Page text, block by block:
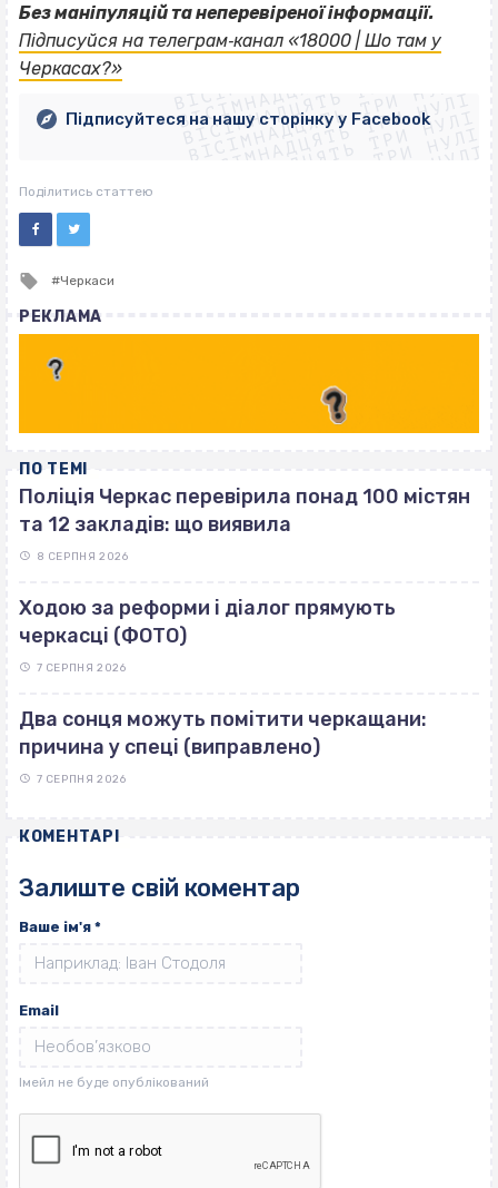
Без маніпуляцій та неперевіреної інформації.
Підписуйся на телеграм‐канал «18000 | Шо там у
Черкасах?»
ВІСІМНАДЦЯТЬ ТРИ НУЛІ
ВІСІМНАДЦЯТЬ ТРИ НУЛІ
ВІСІМНАДЦЯТЬ ТРИ НУЛІ
ВІСІМНАДЦЯТЬ ТРИ НУЛІ
ВІСІМНАДЦЯТЬ ТРИ НУЛІ
ВІСІМНАДЦЯТЬ ТРИ НУЛІ
ВІСІМНАДЦЯТЬ ТРИ НУЛІ
ВІСІМНАДЦЯТЬ ТРИ НУЛІ
Підписуйтеся на нашу сторінку у Facebook
Поділитись статтею
Tagged
Черкаси
РЕКЛАМА
ПО ТЕМІ
Поліція Черкас перевірила понад 100 містян
та 12 закладів: що виявила
8 СЕРПНЯ 2026
Ходою за реформи і діалог прямують
черкасці (ФОТО)
7 СЕРПНЯ 2026
Два сонця можуть помітити черкащани:
причина у спеці (виправлено)
7 СЕРПНЯ 2026
КОМЕНТАРІ
Залиште свій коментар
Ваше ім'я *
Email